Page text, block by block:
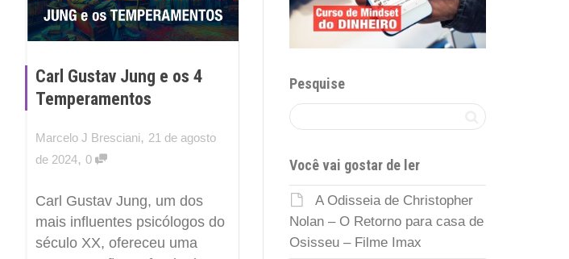
Carl Gustav Jung e os 4
Temperamentos
Marcelo J Bresciani, 21 de agosto
de 2024, 0
Carl Gustav Jung, um dos
mais influentes psicólogos do
século XX, ofereceu uma
Pesquise
Você vai gostar de ler
A Odisseia de Christopher
Nolan – O Retorno para casa de
Osisseu – Filme Imax